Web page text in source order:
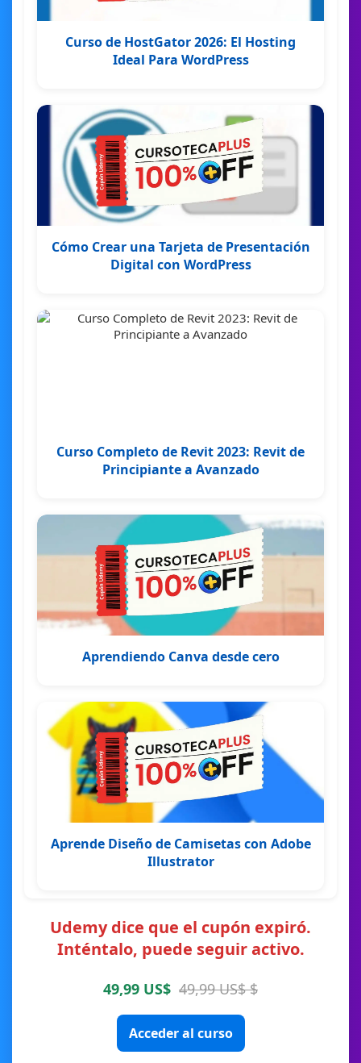
Curso de HostGator 2026: El Hosting
Ideal Para WordPress
Cómo Crear una Tarjeta de Presentación
Digital con WordPress
Curso Completo de Revit 2023: Revit de
Principiante a Avanzado
Aprendiendo Canva desde cero
Aprende Diseño de Camisetas con Adobe
Illustrator
Udemy dice que el cupón expiró.
Inténtalo, puede seguir activo.
49,99 US$ 49,99 US$ $
Acceder al curso